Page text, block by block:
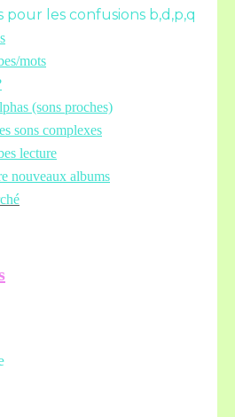
pour les confusions b,d,p,q
mots
(sons proches)
sons complexes
lecture
nouveaux albums